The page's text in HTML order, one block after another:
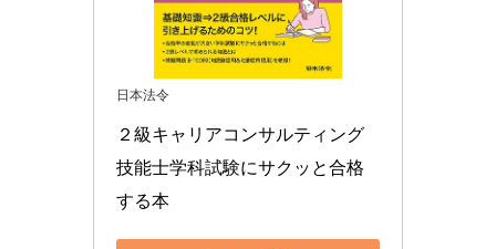
日本法令
２級キャリアコンサルティング
技能士学科試験にサクッと合格
する本